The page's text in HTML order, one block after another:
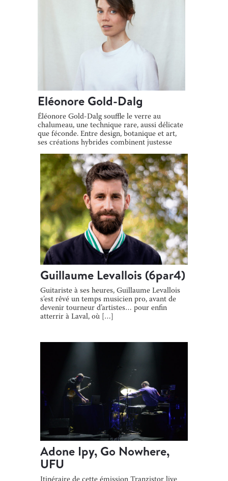
Eléonore Gold-Dalg
Éléonore Gold-Dalg souffle le verre au
chalumeau, une technique rare, aussi délicate
que féconde. Entre design, botanique et art,
ses créations hybrides combinent justesse
Guillaume Levallois (6par4)
Guitariste à ses heures, Guillaume Levallois
s’est rêvé un temps musicien pro, avant de
devenir tourneur d’artistes… pour enfin
atterrir à Laval, où […]
Adone Ipy, Go Nowhere,
UFU